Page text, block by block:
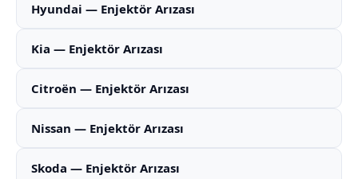
Hyundai — Enjektör Arızası
Kia — Enjektör Arızası
Citroën — Enjektör Arızası
Nissan — Enjektör Arızası
Skoda — Enjektör Arızası